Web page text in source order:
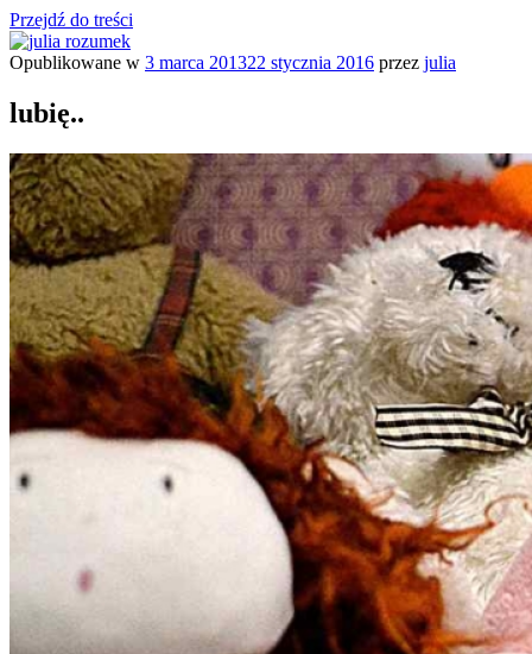
Przejdź do treści
Opublikowane w 3 marca 201322 stycznia 2016 przez julia
lubię..